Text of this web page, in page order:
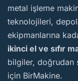
metal işleme
teknolojileri,
ekipmanlarına
ikinci el ve sıfır
bilgiler, doğrudan
için BirMakine.